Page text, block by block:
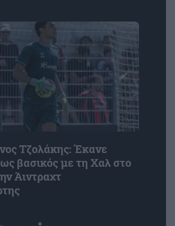
Τζολάκης: Έκανε
βασικός με τη Χαλ στο
Άιντραχτ